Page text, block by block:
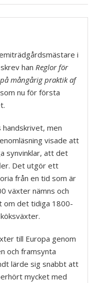
i
han Reglor för
mångårig praktik af
som nu för första
men
visade att
synvinklar, att det
Det utgör ett
från en tid som är
växter nämns och
det tidiga 1800-
till Europa genom
och framsynta
lärde sig snabbt att
mycket med